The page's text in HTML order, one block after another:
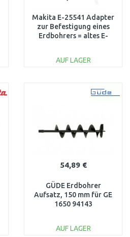
Makita E-25541 Adapter
zur Befestigung eines
Erdbohrers = altes E-
AUF LAGER
54,89 €
GÜDE Erdbohrer
Aufsatz, 150 mm für GE
1650 94143
AUF LAGER